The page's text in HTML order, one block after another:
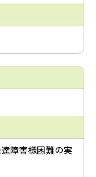
障害様困難の実